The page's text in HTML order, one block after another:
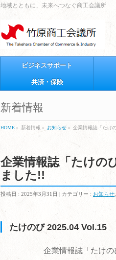
地域とともに、未来へつなぐ商工会議所
ビジネスサポート
共済・保険
新着情報
HOME » 新着情報 » お知らせ » 企業情報誌「たけ
企業情報誌「たけの
ました!!
投稿日 : 2025年3月31日 | カテゴリー : お知らせ
たけのび 2025.04 Vol.15
企業情報誌「たけの